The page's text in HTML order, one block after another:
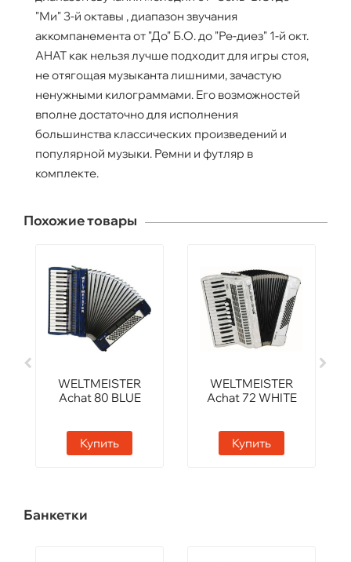
"Ми" 3-й октавы , диапазон звучания
аккомпанемента от "До" Б.О. до "Ре-диез" 1-й окт.
AHAT как нельзя лучше подходит для игры стоя,
не отягощая музыканта лишними, зачастую
ненужными килограммами. Его возможностей
вполне достаточно для исполнения
большинства классических произведений и
популярной музыки. Ремни и футляр в
комплекте.
Похожие товары
WELTMEISTER
Achat 80 BLUE
Купить
WELTMEISTER
Achat 72 WHITE
Купить
Банкетки